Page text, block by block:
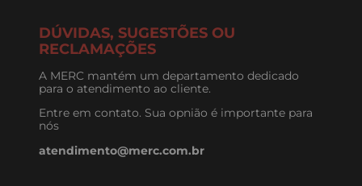
DÚVIDAS, SUGESTÕES OU
RECLAMAÇÕES
A MERC mantém um departamento dedicado
para o atendimento ao cliente.
Entre em contato. Sua opnião é importante para
nós
atendimento@merc.com.br